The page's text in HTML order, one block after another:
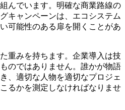
んでいます。明確な商業路線の
キャンペーンは、エコシステム
可能性のある扉を開くことがあ
重みを持ちます。企業導入は技
のではありません。誰かが物語
、適切な人物を適切なプロジェ
るかを測定しなければなりませ